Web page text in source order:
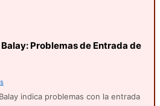
Problemas de Entrada de
indica problemas con la entrada